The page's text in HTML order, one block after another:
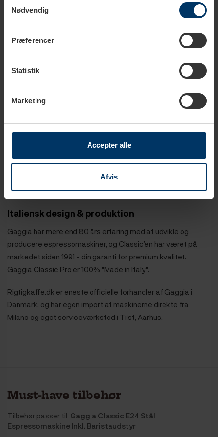
Nødvendig
Præferencer
Statistik
Marketing
Accepter alle
Afvis
Italiensk design & produktion
Gaggia har mere end 80 års erfaring med at udvikle og
producere espressomaskiner, og Classic’en har været på
markedet siden 1991 - din garanti for premium kvalitet.
Gaggia Classic Pro er 100% "Made in Italy".
Rigtigkaffe.dk er eneste officielle forhandler af Gaggia i
Danmark, og har egen import af maskinerne direkte fra
Milano og eget serviceværksted i Tilst, Aarhus.
Must-have tilbehør
Tilbehør passer til Gaggia Classic E24 Stål
Espressomaskine Inkl. Baristaudstyr